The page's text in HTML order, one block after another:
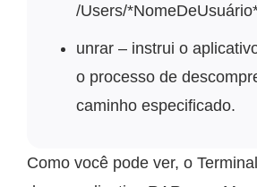
/Users/
unrar – instrui o
o processo de
caminho especificado.
Como você pode ver, o